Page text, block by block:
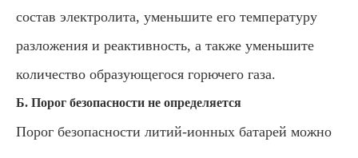
состав электролита, уменьшите его температуру
разложения и реактивность, а также уменьшите
количество образующегося горючего газа.
Б. Порог безопасности не определяется
Порог безопасности литий-ионных батарей можно